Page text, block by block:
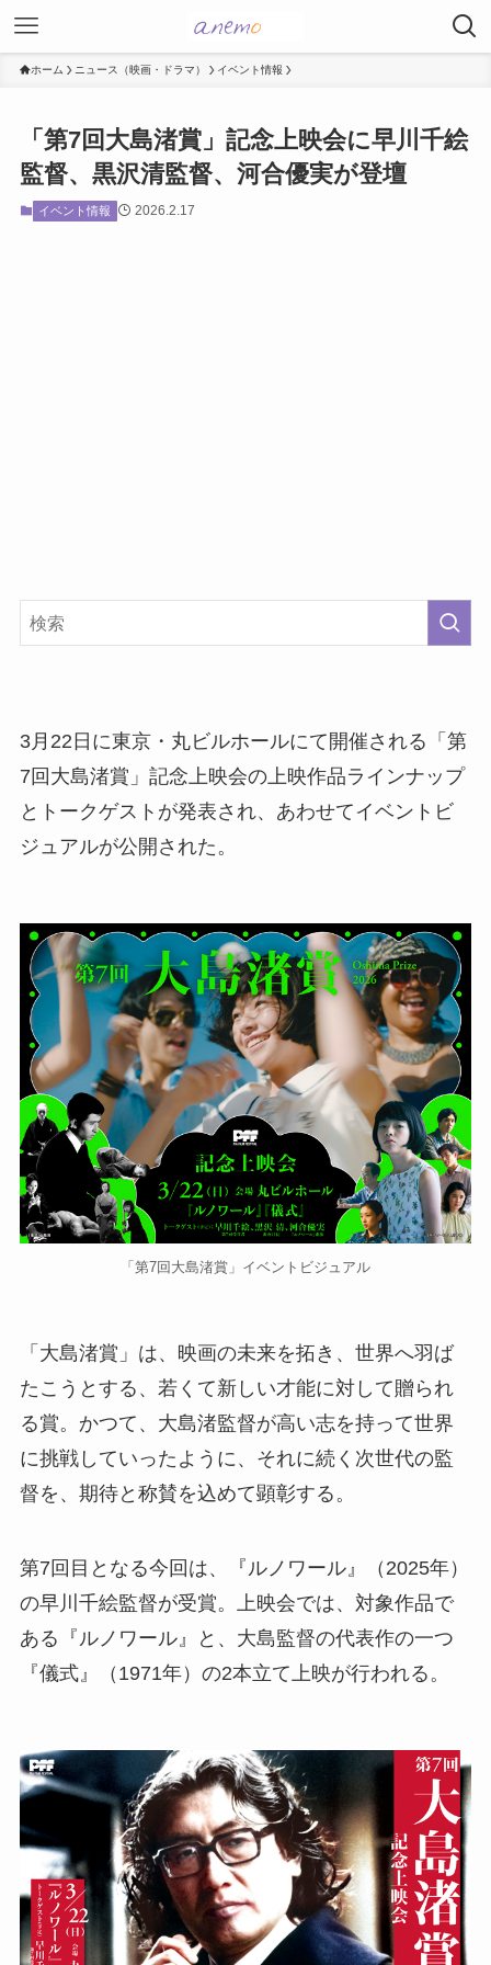
ホーム ニュース（映画・ドラマ） イベント情報
「第7回大島渚賞」記念上映会に早川千絵
監督、黒沢清監督、河合優実が登壇
イベント情報 2026.2.17
3月22日に東京・丸ビルホールにて開催される「第
7回大島渚賞」記念上映会の上映作品ラインナップ
とトークゲストが発表され、あわせてイベントビ
ジュアルが公開された。
「第7回大島渚賞」イベントビジュアル
「大島渚賞」は、映画の未来を拓き、世界へ羽ば
たこうとする、若くて新しい才能に対して贈られ
る賞。かつて、大島渚監督が高い志を持って世界
に挑戦していったように、それに続く次世代の監
督を、期待と称賛を込めて顕彰する。
第7回目となる今回は、『ルノワール』（2025年）
の早川千絵監督が受賞。上映会では、対象作品で
ある『ルノワール』と、大島監督の代表作の一つ
『儀式』（1971年）の2本立て上映が行われる。